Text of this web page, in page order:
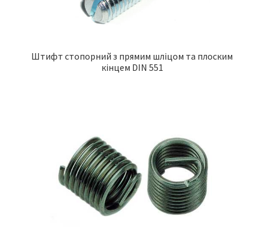
Штифт стопорний з прямим шліцом та плоским
кінцем DIN 551